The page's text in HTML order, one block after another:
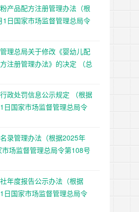
产品配方注册管理办法（根
日国家市场监督管理总局令
理总局关于修改《婴幼儿配
注册管理办法》的决定 （总
布 自公布之日起施行）
政处罚信息公示规定 （根据
日国家市场监督管理总局令
正）
录管理办法（根据2025年
场监督管理总局令第108号
年度报告公示办法（根据
日国家市场监督管理总局令
正）